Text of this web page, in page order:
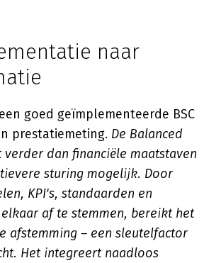
naar
goed geïmplementeerde BSC
prestatiemeting. De Balanced
verder dan financiële maatstaven
sturing mogelijk. Door
KPI's, standaarden en
af te stemmen, bereikt het
afstemming – een sleutelfactor
Het integreert naadloos